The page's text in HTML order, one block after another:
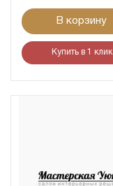
В корзину
Купить в 1 клик